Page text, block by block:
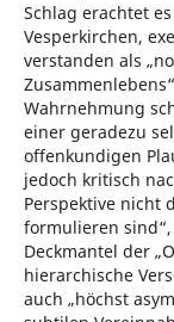
Schlag erachtet
Vesperkirchen,
verstanden als
Wahrnehmung
einer geradezu
offenkundigen
jedoch kritisch
Perspektive nicht
formulieren
Deckmantel der
hierarchische
auch „höchst